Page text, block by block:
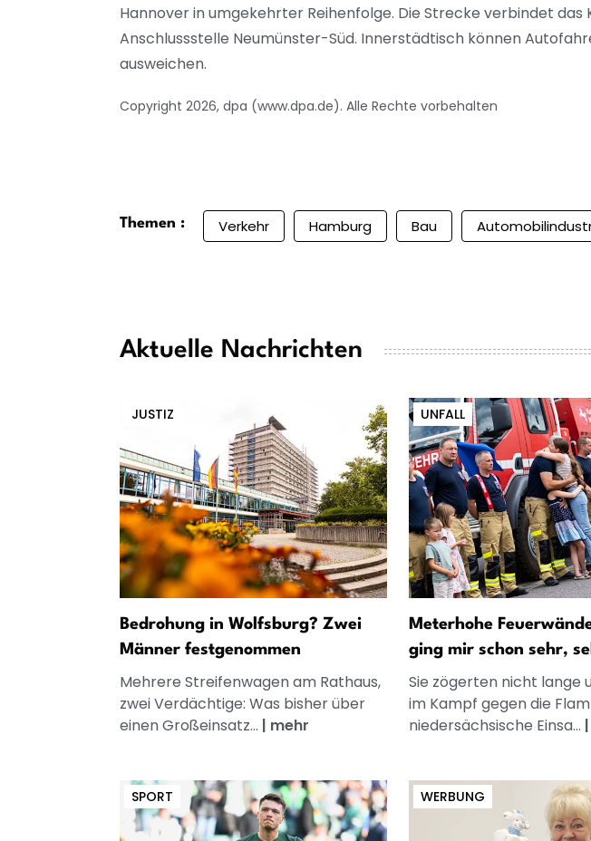
Hannover in umgekehrter Reihenfolge. Die Strecke verbindet
Anschlussstelle Neumünster-Süd. Innerstädtisch können
ausweichen.
Copyright 2026, dpa (www.dpa.de). Alle Rechte vorbehalten
Themen : Verkehr Hamburg Bau
Aktuelle Nachrichten
JUSTIZ
Bedrohung in Wolfsburg? Zwei
Männer festgenommen
Mehrere Streifenwagen am Rathaus,
zwei Verdächtige: Was bisher über
einen Großeinsatz... | mehr
UNFALL
Meterhohe
ging mir schon sehr,
Sie zögerten nicht lange
im Kampf gegen die
niedersächsische Einsa... |
SPORT WERBUNG